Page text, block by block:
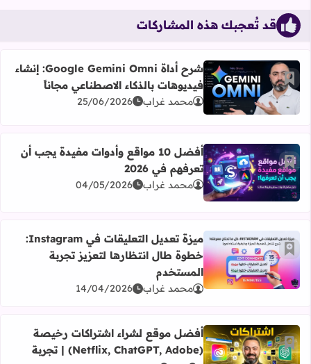
قد تُعجبك هذه المشاركات
أضف إلى العلامات المرجعية
اقرأ المزيد عن شرح أداة Google Gemini Omni: إنشاء فيديوهات بالذكاء الاصطناعي مجاناً
شرح أداة Google Gemini Omni: إنشاء
فيديوهات بالذكاء الاصطناعي مجاناً
محمد غراب 25/06/2026
أضف إلى العلامات المرجعية
اقرأ المزيد عن أفضل 10 مواقع وأدوات مفيدة يجب أن تعرفهم في 2026
أفضل 10 مواقع وأدوات مفيدة يجب أن
تعرفهم في 2026
محمد غراب 04/05/2026
أضف إلى العلامات المرجعية
اقرأ المزيد عن ميزة تعديل التعليقات في Instagram: خطوة طال انتظارها لتعزيز تجربة المستخدم
ميزة تعديل التعليقات في Instagram:
خطوة طال انتظارها لتعزيز تجربة
المستخدم
محمد غراب 14/04/2026
أضف إلى العلامات المرجعية
اقرأ المزيد عن أفضل موقع لشراء اشتراكات رخيصة (Netflix, ChatGPT, Adobe) | تجربة GamsGo
أفضل موقع لشراء اشتراكات رخيصة
(Netflix, ChatGPT, Adobe) | تجربة